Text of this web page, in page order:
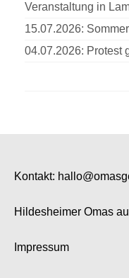
Veranstaltung in
15.07.2026:
04.07.2026: Protest
Kontakt:
Hildesheimer Omas
Impressum